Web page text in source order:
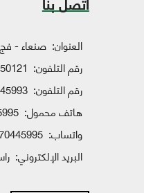
اتصل بنا
العنوان: صنعاء -
رقم التلفون:
رقم التلفون:
هاتف محمول:
واتساب: 770445995
البريد الإلكتروني: